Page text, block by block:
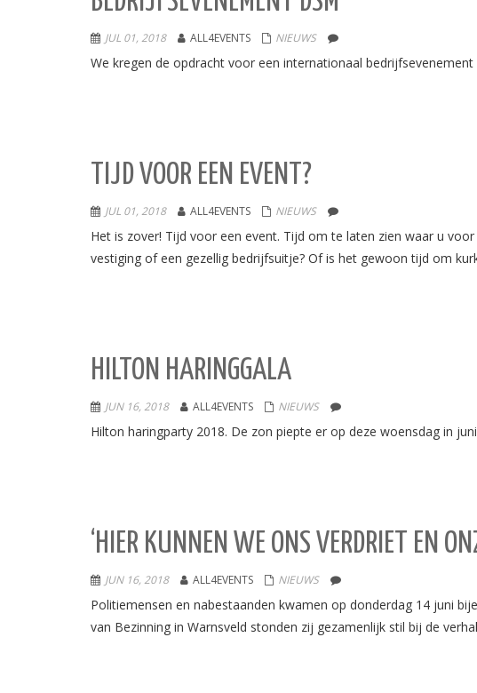
JUL 01, 2018 ALL4EVENTS NIEUWS
We kregen de opdracht voor een internationaal
TIJD VOOR EEN EVENT?
JUL 01, 2018 ALL4EVENTS NIEUWS
Het is zover! Tijd voor een event. Tijd om te laten zien waar u
vestiging of een gezellig bedrijfsuitje? Of is het gewoon tijd om
HILTON HARINGGALA
JUN 16, 2018 ALL4EVENTS NIEUWS
Hilton haringparty 2018. De zon piepte er op deze woensdag in
‘HIER KUNNEN WE ONS VERDRIET EN
JUN 16, 2018 ALL4EVENTS NIEUWS
Politiemensen en nabestaanden kwamen op donderdag 14 juni
van Bezinning in Warnsveld stonden zij gezamenlijk stil bij de